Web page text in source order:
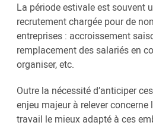
La période estivale est souvent
recrutement chargée pour de
entreprises : accroissement
remplacement des salariés en
organiser, etc.
Outre la nécessité d’anticiper
enjeu majeur à relever
travail le mieux adapté à ces